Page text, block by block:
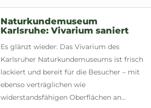
Naturkundemuseum
Karlsruhe: Vivarium saniert
Es glänzt wieder: Das Vivarium des
Karlsruher Naturkundemuseums ist frisch
lackiert und bereit für die Besucher – mit
ebenso verträglichen wie
widerstandsfähigen Oberflächen an...